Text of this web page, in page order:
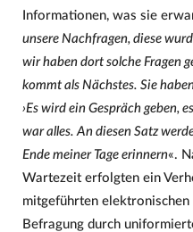
Informationen, was sie
unsere Nachfragen, diese
wir haben dort solche Fragen
kommt als Nächstes. Sie
›Es wird ein Gespräch geben,
war alles. An diesen Satz
Ende meiner Tage erinnern«.
Wartezeit erfolgten ein
mitgeführten
Befragung durch